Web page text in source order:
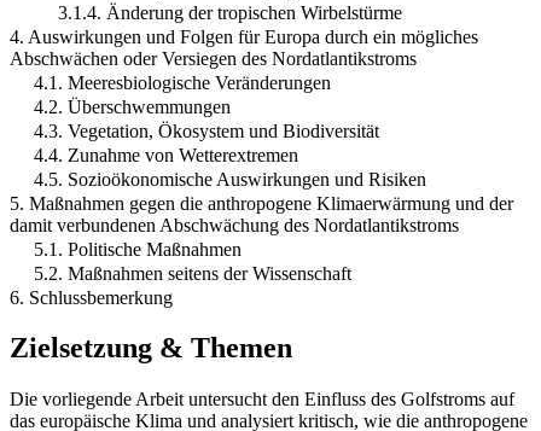
3.1.4. Änderung der tropischen Wirbelstürme
4. Auswirkungen und Folgen für Europa durch ein mögliches
Abschwächen oder Versiegen des Nordatlantikstroms
4.1. Meeresbiologische Veränderungen
4.2. Überschwemmungen
4.3. Vegetation, Ökosystem und Biodiversität
4.4. Zunahme von Wetterextremen
4.5. Sozioökonomische Auswirkungen und Risiken
5. Maßnahmen gegen die anthropogene Klimaerwärmung und der
damit verbundenen Abschwächung des Nordatlantikstroms
5.1. Politische Maßnahmen
5.2. Maßnahmen seitens der Wissenschaft
6. Schlussbemerkung
Zielsetzung & Themen
Die vorliegende Arbeit untersucht den Einfluss des Golfstroms auf
das europäische Klima und analysiert kritisch, wie die anthropogene